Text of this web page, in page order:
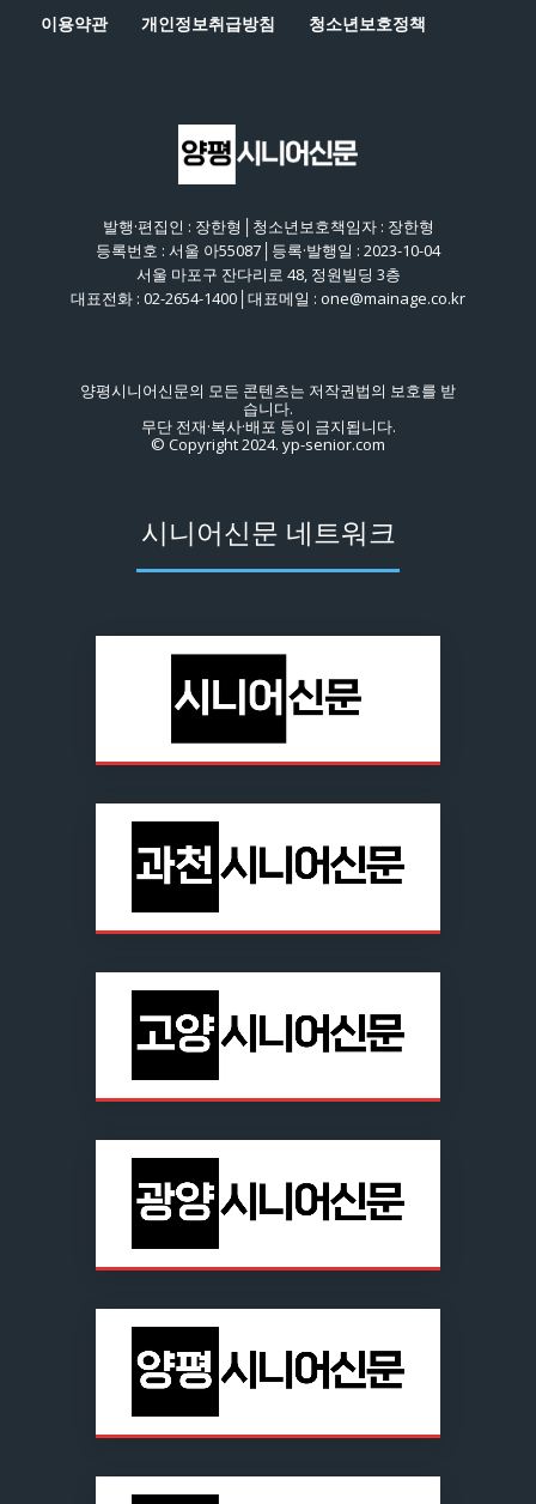
이용약관 개인정보취급방침 청소년보호정책
발행·편집인 : 장한형│청소년보호책임자 : 장한형
등록번호 : 서울 아55087│등록·발행일 : 2023-10-04
서울 마포구 잔다리로 48, 정원빌딩 3층
대표전화 : 02-2654-1400│대표메일 : one@mainage.co.kr
양평시니어신문의 모든 콘텐츠는 저작권법의 보호를 받
습니다.
무단 전재·복사·배포 등이 금지됩니다.
© Copyright 2024. yp-senior.com
시니어신문 네트워크